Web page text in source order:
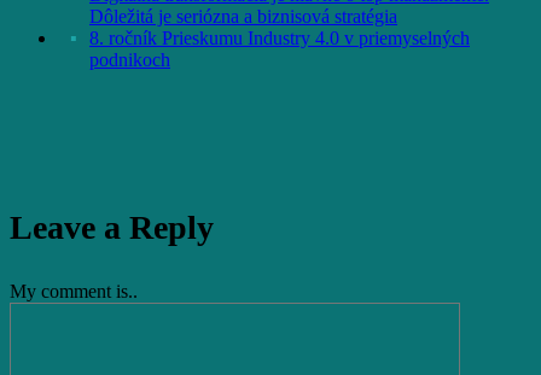
Dôležitá je seriózna a biznisová stratégia
8. ročník Prieskumu Industry 4.0 v priemyselných
podnikoch
Leave a Reply
My comment is..